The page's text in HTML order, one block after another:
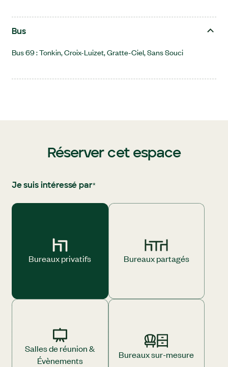
Bus
Bus 69 : Tonkin, Croix-Luizet, Gratte-Ciel, Sans Souci
Réserver cet espace
Je suis intéressé par*
Bureaux privatifs Bureaux partagés
Salles de réunion &
Évènements
Bureaux sur-mesure